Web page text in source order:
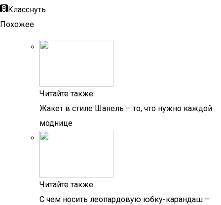
Класснуть
Похожее
Читайте также:
Жакет в стиле Шанель – то, что нужно каждой
моднице
Читайте также:
С чем носить леопардовую юбку-карандаш –